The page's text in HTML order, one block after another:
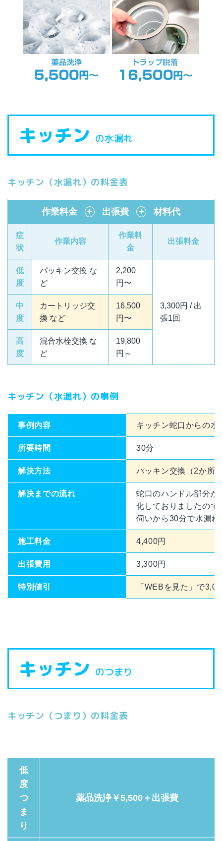
キッチン の水漏れ
キッチン（水漏れ）の料金表
作業料金 ＋ 出張費 ＋ 材料代
症
状
作業内容
作業料
金
出張料金
低
度
パッキン交換 な
ど
2,200
円〜
3,300円 / 出
張1回
中
度
カートリッジ交
換 など
16,500
円〜
高
度
混合水栓交換 な
ど
19,800
円～
キッチン（水漏れ）の事例
事例内容 キッチン蛇口からの水
所要時間 30分
解決方法 パッキン交換（2か所
解決までの流れ
蛇口のハンドル部分か
化しておりましたので
伺いから30分で水漏
施工料金 4,400円
出張費用 3,300円
特別値引 「WEBを見た」で
キッチン のつまり
キッチン（つまり）の料金表
低
度
つ
ま
り
薬品洗浄￥5,500＋出張費